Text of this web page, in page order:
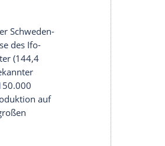
die Folge-Berechnungen
Ifo-Studie. Denn der CO2-
auf 10.950 kg wenn die
erhöhen, sobald
in China
große Rolle spielt. Die
Herstellung der Akkus